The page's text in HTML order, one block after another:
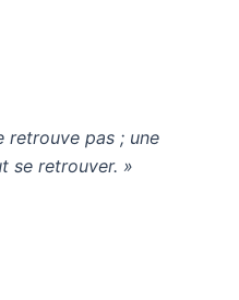
retrouve pas ; une
se retrouver. »